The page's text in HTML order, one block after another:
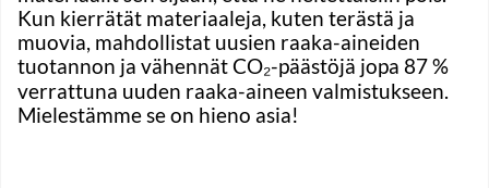
Kun kierrätät materiaaleja, kuten terästä ja
muovia, mahdollistat uusien raaka-aineiden
tuotannon ja vähennät CO₂-päästöjä jopa 87 %
verrattuna uuden raaka-aineen valmistukseen.
Mielestämme se on hieno asia!